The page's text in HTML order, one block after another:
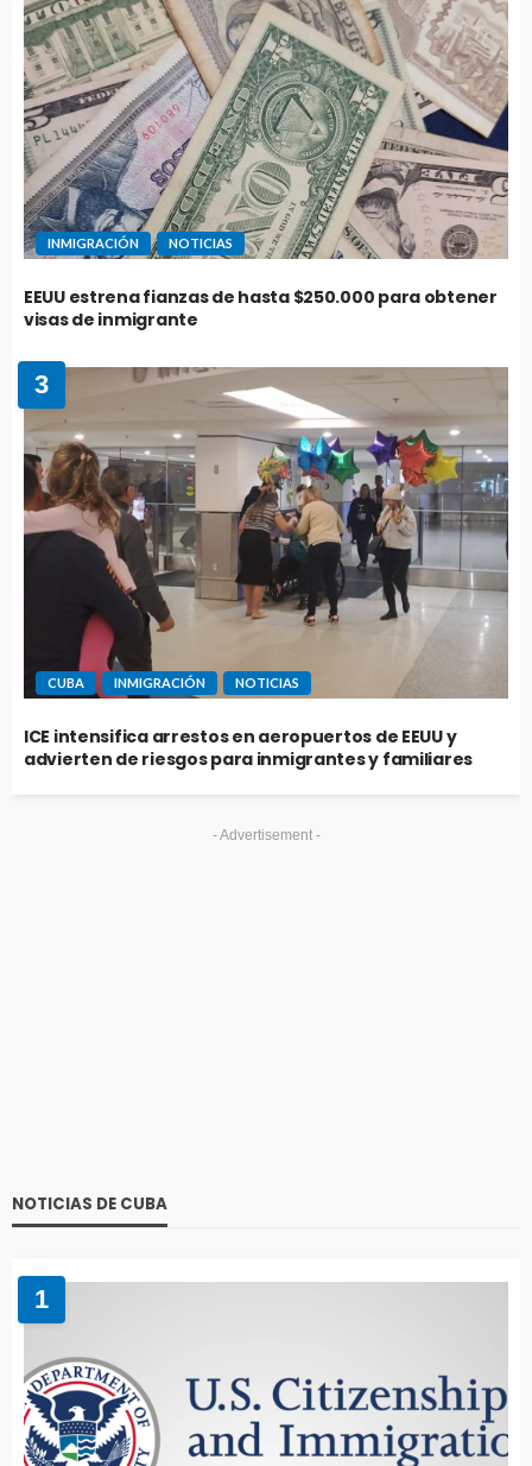
INMIGRACIÓN NOTICIAS
EEUU estrena fianzas de hasta $250.000 para obtener
visas de inmigrante
3
CUBA INMIGRACIÓN NOTICIAS
ICE intensifica arrestos en aeropuertos de EEUU y
advierten de riesgos para inmigrantes y familiares
- Advertisement -
NOTICIAS DE CUBA
1